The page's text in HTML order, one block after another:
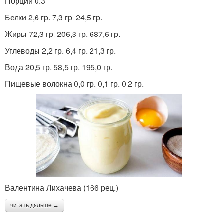
Белки 2,6 гр. 7,3 гр. 24,5 гр.
Жиры 72,3 гр. 206,3 гр. 687,6 гр.
Углеводы 2,2 гр. 6,4 гр. 21,3 гр.
Вода 20,5 гр. 58,5 гр. 195,0 гр.
Пищевые волокна 0,0 гр. 0,1 гр. 0,2 гр.
Валентина Лихачева (166 рец.)
читать дальше →